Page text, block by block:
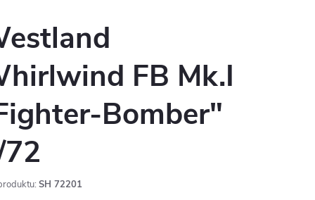
FB Mk.I
Bomber"
SH 72201